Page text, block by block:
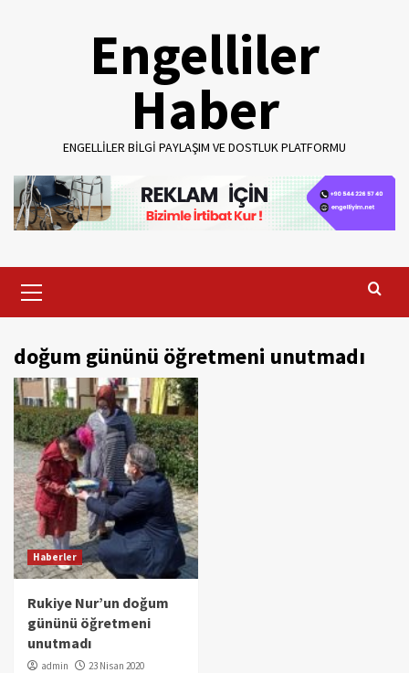
Engelliler
Haber
ENGELLILER BILGI PAYLAŞIM VE DOSTLUK PLATFORMU
Menu
doğum gününü öğretmeni unutmadı
Haberler
Rukiye Nur’un doğum
gününü öğretmeni
unutmadı
admin 23 Nisan 2020